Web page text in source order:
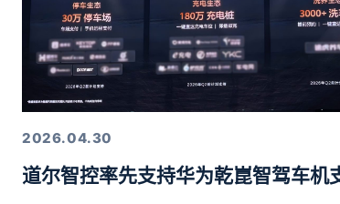
2026.04.30
道尔智控率先支持华为乾崑智驾车机